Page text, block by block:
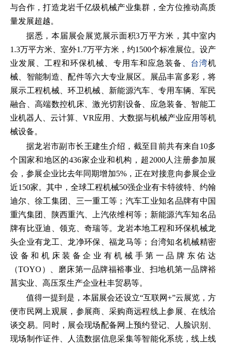
与合作，打造龙岩千亿级机械产业集群，全方位推动高质
量发展超越。
据悉，本届展会展览展示面积3万平方米，其中室内
1.3万平方米、室外1.7万平方米，约1500个标准展位。设产
业发展、工程和环保机械、专用车和应急装备、 台湾机
械、智能制造、配件等六大专业展区。展品丰富多彩，将
展示工程机械、环卫机械、新能源汽车、专用车辆、军民
融合、高端数控机床、激光切割设备、应急装备、智能工
业机器人、云计算、VR应用、大数据与机械产业应用等机
械设备。
据龙岩市副市长王建生介绍，截至目前共有来自10多
个国家和地区的436家企业和机构，超2000人注册参加展
会，参展企业比去年同期增加5%，正在对接意向参展企业
近150家。其中，全球工程机械50强企业有卡特彼特、约翰
迪尔、徐工集团、三一重工等；汽车工业知名品牌有中国
重汽集团、陕西重汽、上汽依维柯等；新能源汽车知名品
牌有比亚迪、领克、奇瑞等。龙岩本地工程和环保机械龙
头企业有龙工、龙净环保、福龙马等；台湾知名机械精密
设备和机床装备企业有机械手第一品牌东佑达
（TOYO）、磨床第一品牌福裕事业、扫地机第一品牌裕
菖实业、高压泵生产企业杜丰贸易等。
值得一提到是，本届展会还设立“互联网+”云展览，方
便市民网上观展，参展商、采购商远程线上参展、在线洽
谈交易。同时，展会现场配备网上预约登记、人脸识别、
现场制作证件、人流数据信息采集等智能化系统，线上线